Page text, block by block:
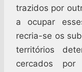
trazidos por
a ocupar
recria-se os
territórios
cercados por